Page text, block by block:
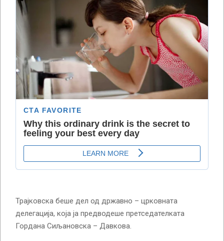
Трајковска беше дел од државно – црковната
делегација, која ја предводеше претседателката
Гордана Сиљановска – Давкова.